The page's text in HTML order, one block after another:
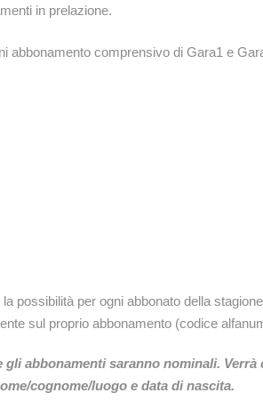
in prelazione.
abbonamento comprensivo di Gara1 e
possibilità per ogni abbonato della
sul proprio abbonamento (codice
abbonamenti saranno nominali.
cognome/luogo e data di nascita.